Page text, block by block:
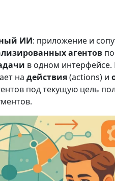
ИИ: приложение и
агентов
в одном интерфейсе.
на действия(actions) и
под текущую цель